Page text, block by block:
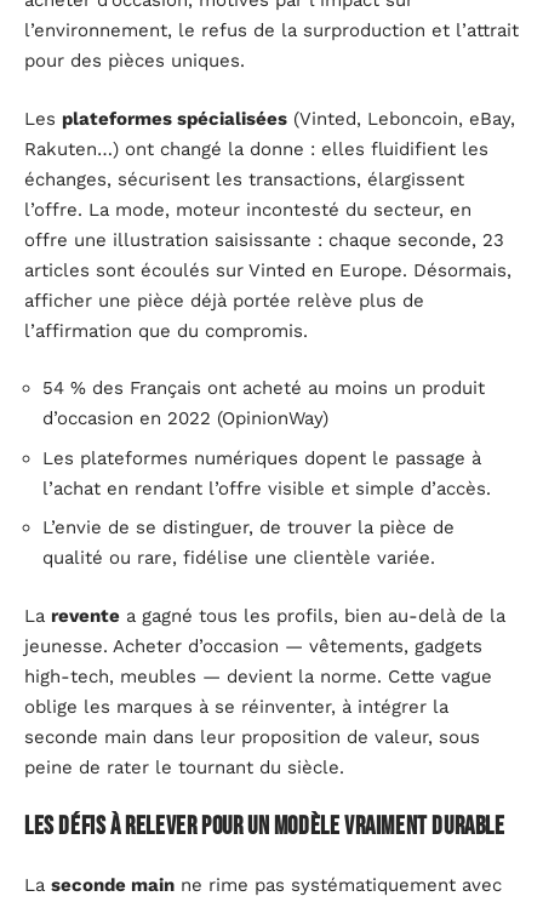
l’environnement, le refus de la surproduction et l’attrait
pour des pièces uniques.
Les plateformes spécialisées (Vinted, Leboncoin, eBay,
Rakuten…) ont changé la donne : elles fluidifient les
échanges, sécurisent les transactions, élargissent
l’offre. La mode, moteur incontesté du secteur, en
offre une illustration saisissante : chaque seconde, 23
articles sont écoulés sur Vinted en Europe. Désormais,
afficher une pièce déjà portée relève plus de
l’affirmation que du compromis.
54 % des Français ont acheté au moins un produit
d’occasion en 2022 (OpinionWay)
Les plateformes numériques dopent le passage à
l’achat en rendant l’offre visible et simple d’accès.
L’envie de se distinguer, de trouver la pièce de
qualité ou rare, fidélise une clientèle variée.
La revente a gagné tous les profils, bien au-delà de la
jeunesse. Acheter d’occasion — vêtements, gadgets
high-tech, meubles — devient la norme. Cette vague
oblige les marques à se réinventer, à intégrer la
seconde main dans leur proposition de valeur, sous
peine de rater le tournant du siècle.
Les défis à relever pour un modèle vraiment durable
La seconde main ne rime pas systématiquement avec